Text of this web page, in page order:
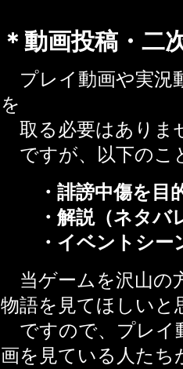
＊動画投稿・二
プレイ動画や実況
を
取る必要はありま
ですが、以下のこ
・誹謗中傷を目
・解説（ネタバレ
・イベントシーン
当ゲームを沢山の
物語を見てほしいと
ですので、プレイ
画を見ている人たち